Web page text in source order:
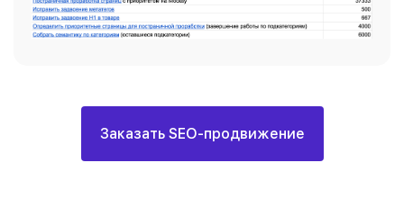
Заказать SEO-продвижение